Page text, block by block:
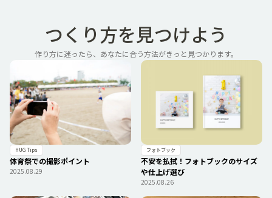
つくり方を見つけよう
作り方に迷ったら、あなたに合う方法がきっと見つかります。
HUG Tips
体育祭での撮影ポイント
2025.08.29
フォトブック
不安を払拭！フォトブックのサイズ
や仕上げ選び
2025.08.26